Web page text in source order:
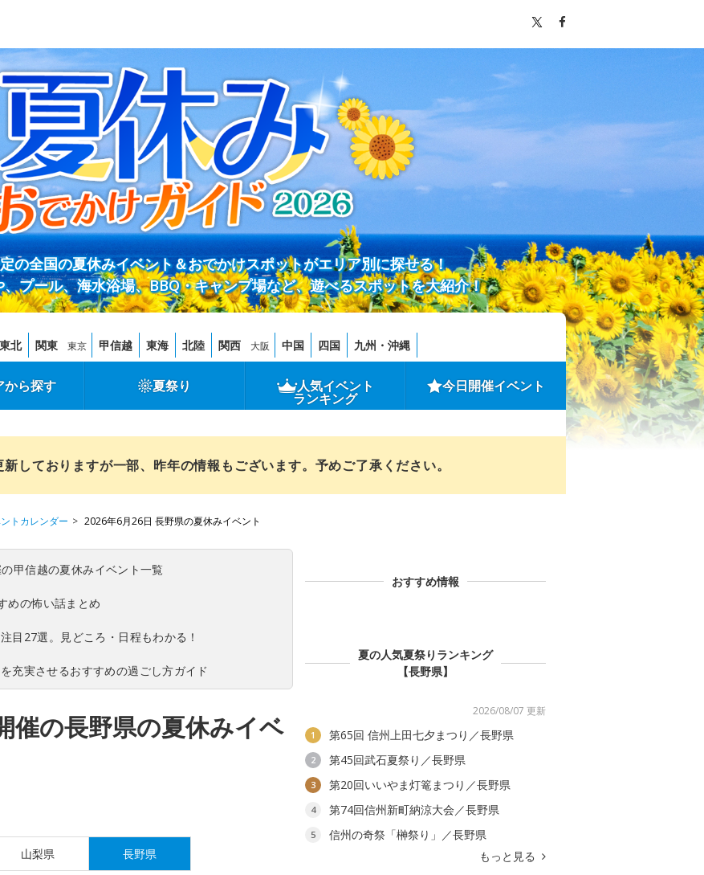
の全国の夏休みイベント＆おでかけスポットがエリア別に探せる！
プール、海水浴場、BBQ・キャンプ場など、遊べるスポットを大紹介！
東北 関東 東京 甲信越 東海 北陸 関西 大阪 中国 四国 九州・沖縄
から探す 夏祭り 人気イベント
ランキング
今日開催イベント
しておりますが一部、昨年の情報もございます。予めご了承ください。
トカレンダー 2026年6月26日 長野県の夏休みイベント
甲信越の夏休みイベント一覧
めの怖い話まとめ
目27選。見どころ・日程もわかる！
充実させるおすすめの過ごし方ガイド
催の長野県の夏休みイベ
山梨県 長野県
おすすめ情報
夏の人気夏祭りランキング
【長野県】
2026/08/07 更新
1 第65回 信州上田七夕まつり／長野県
2 第45回武石夏祭り／長野県
3 第20回いいやま灯篭まつり／長野県
4 第74回信州新町納涼大会／長野県
5
信州の奇祭「榊祭り」／長野県
もっと見る